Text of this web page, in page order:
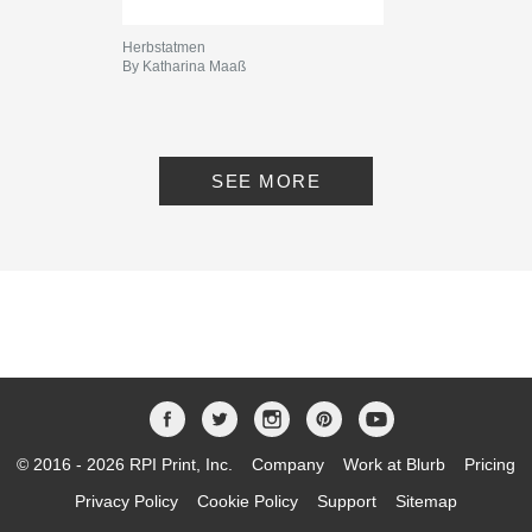
LanguageEnglish
Herbstatmen
By Katharina Maaß
SEE MORE
© 2016 - 2026 RPI Print, Inc. Company Work at Blurb
Pricing
Privacy Policy
Cookie Policy Support Sitemap